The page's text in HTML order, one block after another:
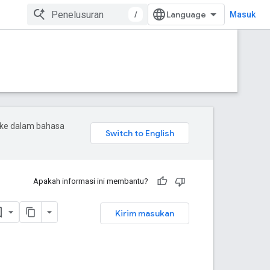
/ Masuk
dalam bahasa
Apakah informasi ini membantu?
Kirim masukan